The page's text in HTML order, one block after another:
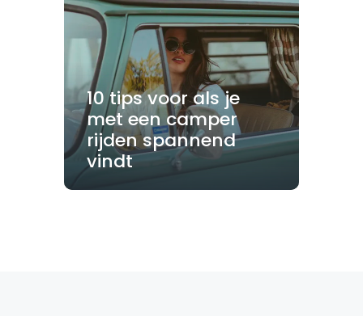
10 tips voor als je
met een camper
rijden spannend
vindt